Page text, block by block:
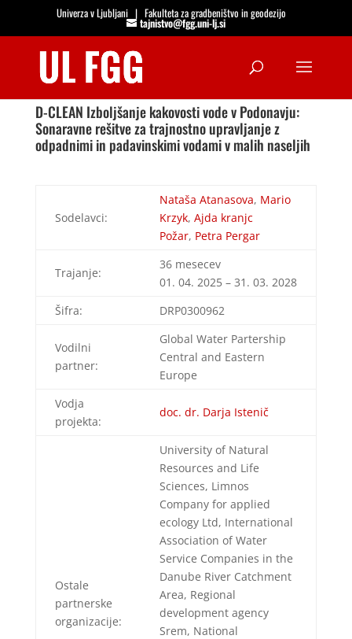
Univerza v Ljubljani |Fakulteta za gradbeništvo in geodezijo
tajnistvo@fgg.uni-lj.si
D-CLEAN Izboljšanje kakovosti vode v Podonavju:
Sonaravne rešitve za trajnostno upravljanje z
odpadnimi in padavinskimi vodami v malih naseljih
Sodelavci:
Nataša Atanasova, Mario
Krzyk, Ajda kranjc
Požar, Petra Pergar
Trajanje:
36 mesecev
01. 04. 2025 – 31. 03. 2028
Šifra:
DRP0300962
Vodilni
partner:
Global Water Partership
Central and Eastern
Europe
Vodja
projekta:
doc. dr. Darja Istenič
Ostale
partnerske
organizacije:
University of Natural
Resources and Life
Sciences, Limnos
Company for applied
ecology Ltd, International
Association of Water
Service Companies in the
Danube River Catchment
Area, Regional
development agency
Srem, National